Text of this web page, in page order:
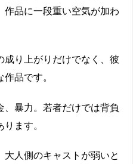
作品に一段重い空気が加わ
り上がりだけでなく、彼
品です。
暴力。若者だけでは背負
ます。
人側のキャストが弱いと